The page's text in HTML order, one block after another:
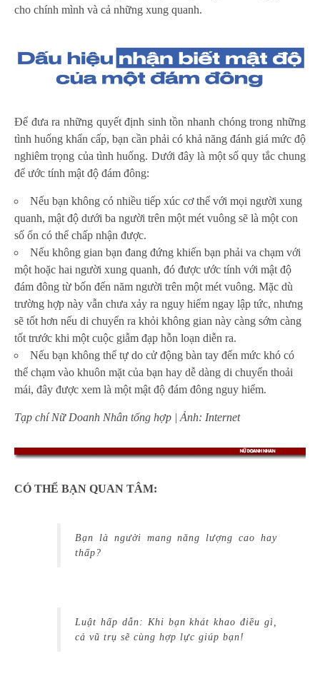
cho chính mình và cả những xung quanh.
Để đưa ra những quyết định sinh tồn nhanh chóng trong những
tình huống khẩn cấp, bạn cần phải có khả năng đánh giá mức độ
nghiêm trọng của tình huống. Dưới đây là một số quy tắc chung
để ước tính mật độ đám đông:
Nếu bạn không có nhiều tiếp xúc cơ thể với mọi người xung
quanh, mật độ dưới ba người trên một mét vuông sẽ là một con
số ổn có thể chấp nhận được.
Nếu không gian bạn đang đứng khiến bạn phải va chạm với
một hoặc hai người xung quanh, đó được ước tính với mật độ
đám đông từ bốn đến năm người trên một mét vuông. Mặc dù
trường hợp này vẫn chưa xảy ra nguy hiểm ngay lập tức, nhưng
sẽ tốt hơn nếu di chuyển ra khỏi không gian này càng sớm càng
tốt trước khi một cuộc giẫm đạp hỗn loạn diễn ra.
Nếu bạn không thể tự do cử động bàn tay đến mức khó có
thể chạm vào khuôn mặt của bạn hay dễ dàng di chuyển thoải
mái, đây được xem là một mật độ đám đông nguy hiểm.
Tạp chí Nữ Doanh Nhân tổng hợp | Ảnh: Internet
CÓ THỂ BẠN QUAN TÂM:
Bạn là người mang năng lượng cao hay
thấp?
Luật hấp dẫn: Khi bạn khát khao điều gì,
cả vũ trụ sẽ cùng hợp lực giúp bạn!